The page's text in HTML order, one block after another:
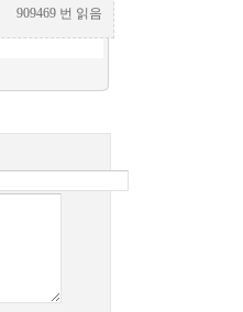
909469 번 읽음